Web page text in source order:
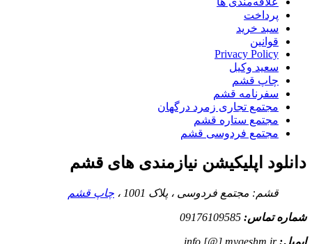
پرداخت
سبد خرید
قوانین
Privacy Policy
سعید وکیل
چاپ قشم
سفرنامه قشم
مجتمع تجاری زمرد درگهان
مجتمع ستاره قشم
مجتمع فردوسی قشم
دانلود اپلیکیشن نیازمندی های قشم
قشم: مجتمع فردوسی ، پلاک 1001 ، چاپ قشم
شماره تماس: 09176109585